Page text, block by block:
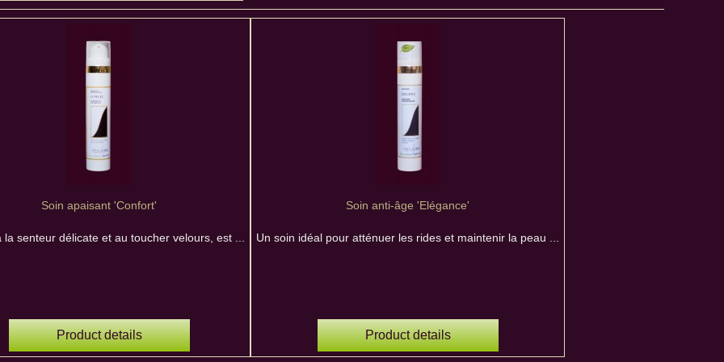
Soin apaisant 'Confort'
la senteur délicate et au toucher velours, est ...
Product details
Soin anti-âge 'Elégance'
Un soin idéal pour atténuer les rides et maintenir la peau ...
Product details